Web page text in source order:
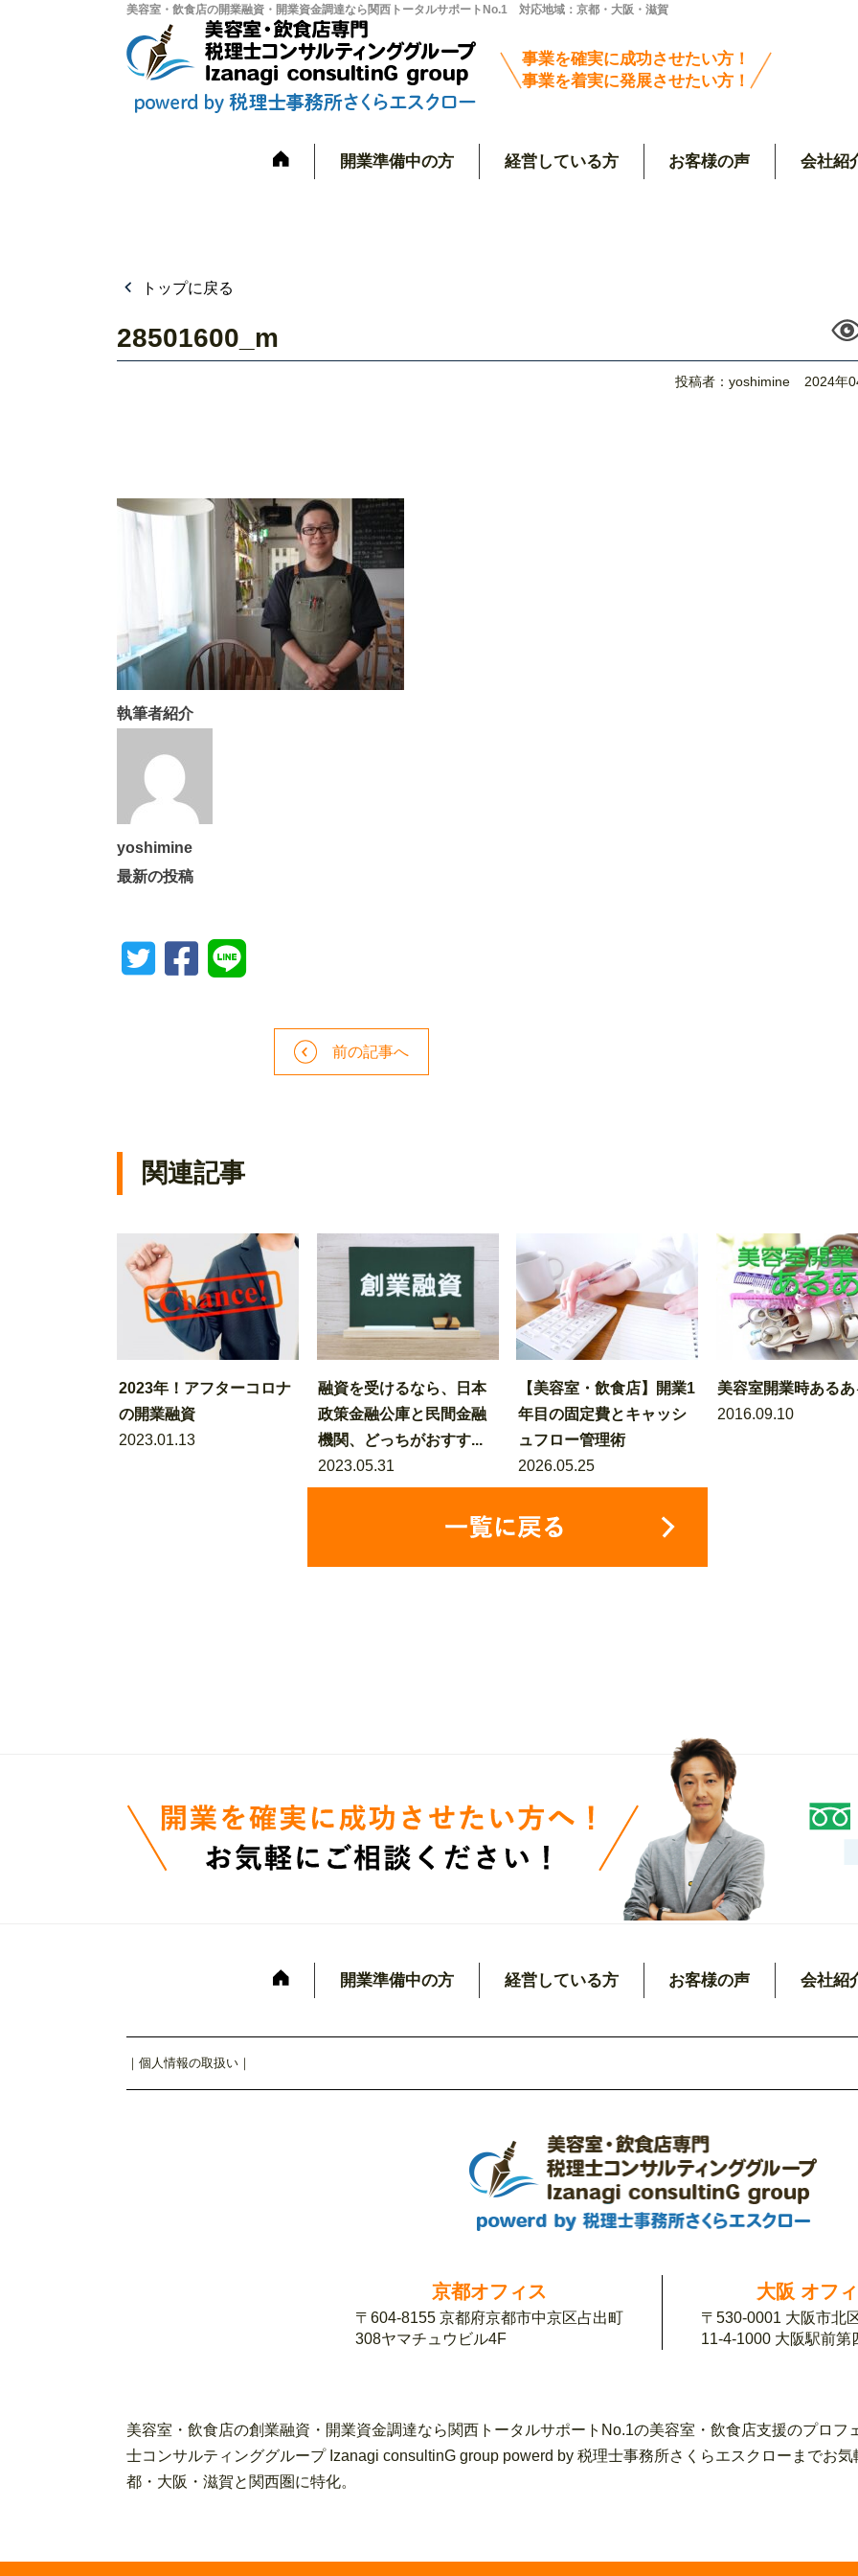
美容室・飲食店の開業融資・開業資金調達なら関西トータルサポートNo.1 対応地域：京都・大阪・滋賀
事業を確実に成功させたい方！
事業を着実に発展させたい方！
開業準備中の方 経営している方 お客様の声 会社紹
トップに戻る
28501600_m
投稿者：yoshimine 2024年
執筆者紹介
yoshimine
最新の投稿
前の記事へ
関連記事
2023年！アフターコロナ
の開業融資
2023.01.13
融資を受けるなら、日本
政策金融公庫と民間金融
機関、どっちがおすす...
2023.05.31
【美容室・飲食店】開業1
年目の固定費とキャッシ
ュフロー管理術
2026.05.25
美容室開業時ある
2016.09.10
開業準備中の方 経営している方 お客様の声 会社紹
｜ 個人情報の取扱い ｜
京都オフィス
〒604-8155 京都府京都市中京区占出町
308ヤマチュウビル4F
大阪 オフ
〒530-0001 大阪市北
11-4-1000 大阪駅前第
美容室・飲食店の創業融資・開業資金調達なら関西トータルサポートNo.1の美容室・飲食店支援のプロ
士コンサルティンググループ Izanagi consultinG group powerd by 税理士事務所さくらエスクローまでお
都・大阪・滋賀と関西圏に特化。